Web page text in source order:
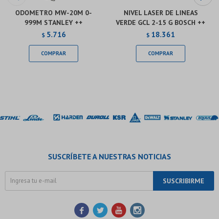
ODOMETRO MW-20M 0-
999M STANLEY ++
$ 5.716
NIVEL LASER DE LINEAS
VERDE GCL 2-15 G BOSCH ++
$ 18.361
SUSCRÍBETE A NUESTRAS NOTICIAS
SUSCRIBIRME
   